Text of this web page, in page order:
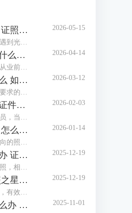
证件照照片过暗怎么办 证照之星软件如何调整照片亮度
在家拍摄的证件照时，往往会遇到光线不足、光线不均匀等情况，拍摄出的证件照照片会偏暗，面部也不够清晰，甚至出现黑脸照，这类照片是不能作为证件照投入使用的。这个时候该怎么调整照片，让证件照画面更明亮通透呢？这篇文章就告诉大家证件照照片过暗怎么办，证照之星软件如何调整照片亮度。
2026-05-15
健康证照片的证件照有什么要求 证照之星软件如何制作满足健康证标准的照片
大家都知道，餐饮从业人员在从业前都必须办理一张健康证。在办理健康证时，如果不想让办证处在现场拍摄照片，可以自行提供标准的健康证照片，那么普通人如何制作满足健康证要求的照片呢？下面就向大家介绍健康证照片的证件照有什么要求，证照之星软件如何制作满足健康证标准的照片。
2026-04-14
学生证照片的要求是什么 如何用证照之星软件调整照片比例以满足学校要求
谁不想拥有一张既好看又符合要求的学生证照片呢？到了开学季，学校又开始催收证件照了。如果对照相馆拍摄的证件照不满意，还可以自己在家制作证件照，只需了解学生证件照要求后，下载专业的证件照制作软件制作，还省了去照相馆的费用。这篇文章就告诉大家学生证照片的要求是什么，如何用证照之星软件调整照片比例以满足学校要求。
2026-03-12
符合工作证照片要求的证件照怎么做 证照之星软件如何批量生成工作证照片
作为公司或学校证件照管理人员，当有海量电子证件照需要制作与整理时，还在一张一张地用PS修图吗？证件照需要一张张拍，拍摄好后却不必一张张处理，浪费时间不说，还给自己增加了许多的工作量，使用专业软件批量生成证件照就方便多了。这篇文章就告诉大家符合工作证照片要求的证件照怎么做，证照之星软件如何批量生成工作证照片。
2026-02-03
证件照颜色偏色怎么办 怎么用证照之星软件校正照片色彩
对于艺术照片来说，有色彩倾向的照片别具风格，但对于证件照来说，色彩冷暖明显或照片发灰发暗，是无法满足标准证件照要求并投入使用的，需要给照片进行色彩校正。这篇文章就告诉大家证件照颜色偏色怎么办，怎么用证照之星软件校正照片色彩。
2026-01-14
证件照分辨率太低怎么办 证照之星软件怎么提高照片的分辨率
无论是线上还是线下使用证件照，相应的系统和平台对证件照的清晰度都有要求，分辨率低、照片模糊，这些都会影响证件照的审核通过率，若不想重拍，可借助专业软件提升分辨率。这篇文章就告诉大家证件照分辨率太低怎么办，证照之星软件怎么提高照片的分辨率。
2025-12-19
身份证照片怎么拍 证照之星软件如何制作身份证照片
由于身份证照片需要频繁使用，有效期也较长，大家都想拍摄一张好看的身份证照，但办证处拍摄的身份证照却总不尽如人意，那么怎么拍摄让自己满意的身份证照呢？这篇文章就告诉大家身份证照片怎么拍，证照之星软件如何制作身份证照片。
2025-12-19
证件照头部位置不正怎么办 证照之星怎么校正照片头部位置 2025-11-01